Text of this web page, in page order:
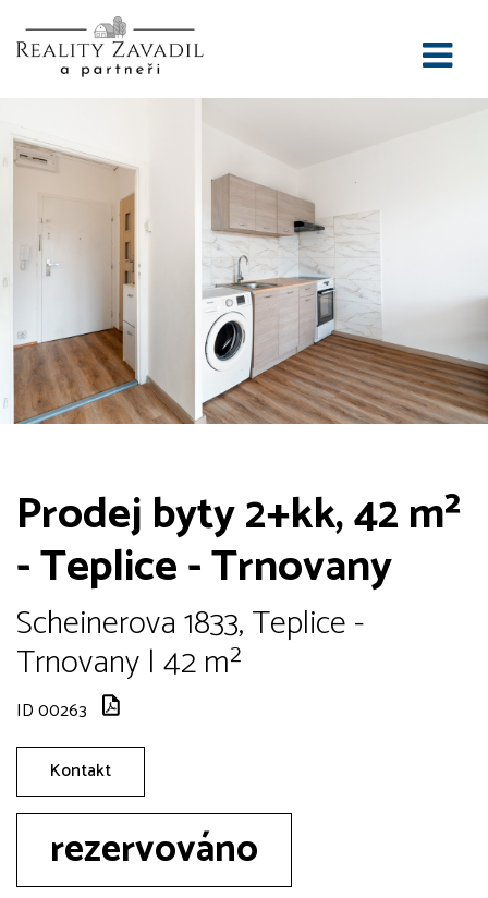
Prodej byty 2+kk, 42 m²
- Teplice - Trnovany
Scheinerova 1833, Teplice -
Trnovany | 42 m²
ID 00263
Kontakt
rezervováno